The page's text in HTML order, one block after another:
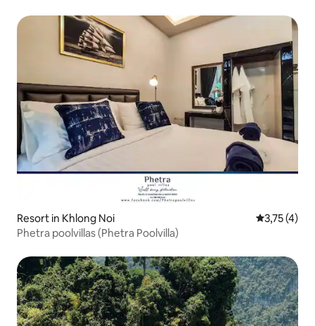
Resort in Khlong Noi
3,75 (4)
Phetra poolvillas (Phetra Poolvilla)